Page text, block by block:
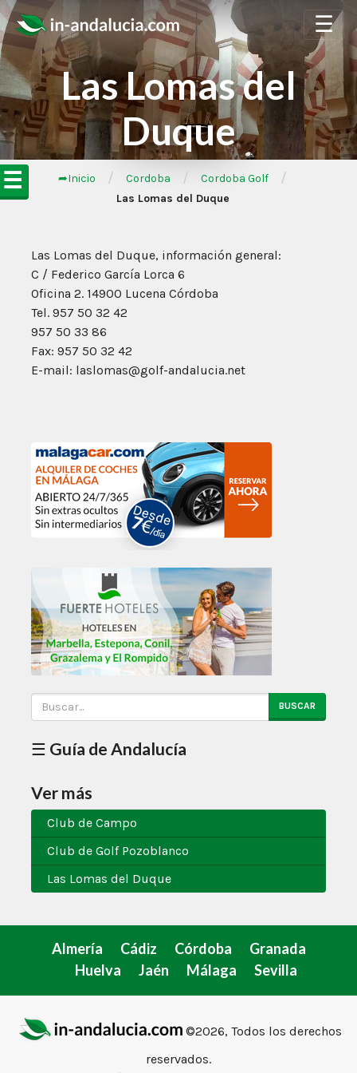
☰
☰
Las Lomas del
Duque
➦Inicio / Cordoba / Cordoba Golf /
Las Lomas del Duque
Las Lomas del Duque, información general:
C / Federico García Lorca 6
Oficina 2. 14900 Lucena Córdoba
Tel. 957 50 32 42
957 50 33 86
Fax: 957 50 32 42
E-mail: laslomas@golf-andalucia.net
BUSCAR
☰ Guía de Andalucía
Ver más
Club de Campo
Club de Golf Pozoblanco
Las Lomas del Duque
Almería Cádiz Córdoba
Granada
Huelva
Jaén Málaga Sevilla
©2026, Todos los derechos
reservados.